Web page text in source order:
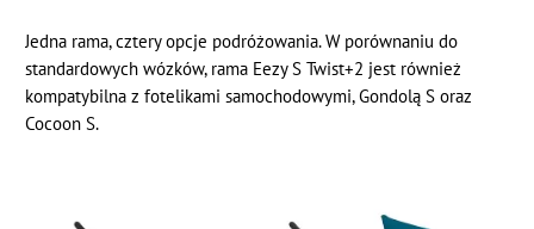
Jedna rama, cztery opcje podróżowania. W porównaniu do
standardowych wózków, rama Eezy S Twist+2 jest również
kompatybilna z fotelikami samochodowymi, Gondolą S oraz
Cocoon S.